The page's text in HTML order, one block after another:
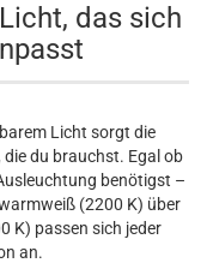
das sich
Licht sorgt die
du brauchst. Egal ob
benötigst –
(2200 K) über
K) passen sich jeder
an.